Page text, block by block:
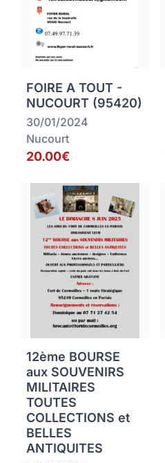
FOIRE A TOUT -
NUCOURT (95420)
30/01/2024
Nucourt
20.00€
12ème BOURSE
aux SOUVENIRS
MILITAIRES
TOUTES
COLLECTIONS et
BELLES
ANTIQUITES